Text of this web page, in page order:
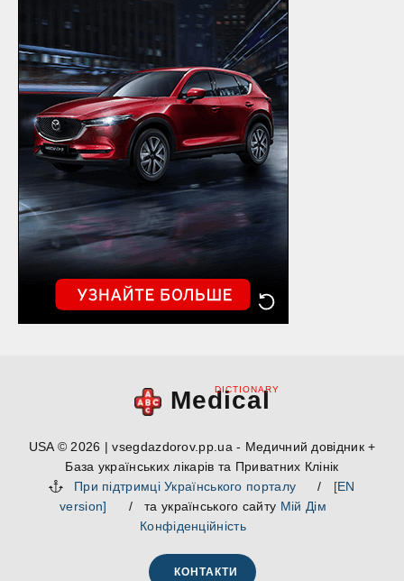
Medical
DICTIONARY
USA © 2026 | vsegdazdorov.pp.ua - Медичний довідник +
База українських лікарів та Приватних Клінік
При підтримці Українського порталу
/ [EN
version]
/ та українського сайту Мій Дім
Конфіденційність
КОНТАКТИ